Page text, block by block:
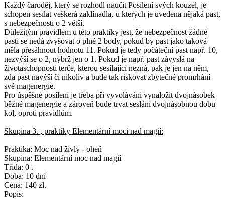
Každý čaroděj, který se rozhodl naučit Posílení svých kouzel, je
schopen sesílat veškerá zaklínadla, u kterých je uvedena nějaká past,
s nebezpečností o 2 větší.
Důležitým pravidlem u této praktiky jest, že nebezpečnost žádné
pasti se nedá zvyšovat o plné 2 body, pokud by past jako taková
měla přesáhnout hodnotu 11. Pokud je tedy počáteční past např. 10,
nezvýší se o 2, nýbrž jen o 1. Pokud je např. past závyslá na
životaschopnosti terče, kterou sesílající nezná, pak je jen na něm,
zda past navýší či nikoliv a bude tak riskovat zbytečné promrhání
své magenergie.
Pro úspěšné posílení je třeba při vyvolávání vynaložit dvojnásobek
běžné magenergie a zároveň bude trvat seslání dvojnásobnou dobu
kol, oproti pravidlům.
Skupina 3. , praktiky Elementární moci nad magií:
Praktika: Moc nad živly - oheň
Skupina: Elementární moc nad magií
Třída: 0 .
Doba: 10 dní
Cena: 140 zl.
Popis: